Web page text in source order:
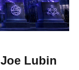
Lubin